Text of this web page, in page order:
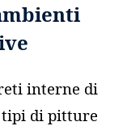
interne di
tipi di pitture